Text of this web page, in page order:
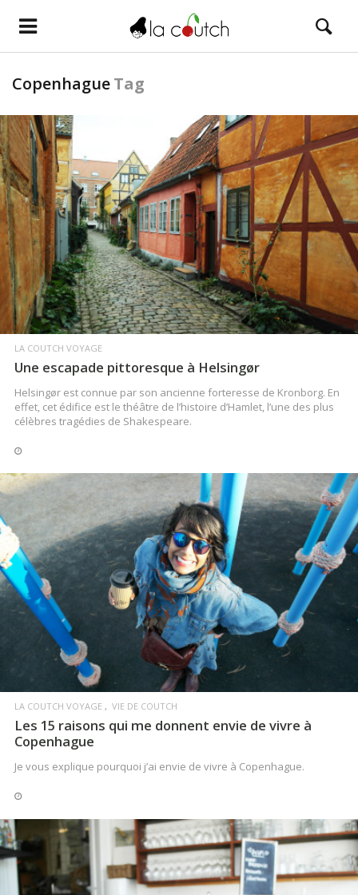
CopenhagueTag
LIRE LA SUITE
LA COUTCH VOYAGE
Une escapade pittoresque à Helsingør
Helsingør est connue par son ancienne forteresse de Kronborg. En
effet, cet édifice est le théâtre de l’histoire d’Hamlet, l’une des plus
célèbres tragédies de Shakespeare.
LIRE LA SUITE
LA COUTCH VOYAGE VIE DE COUTCH
Les 15 raisons qui me donnent envie de vivre à
Copenhague
Je vous explique pourquoi j’ai envie de vivre à Copenhague.